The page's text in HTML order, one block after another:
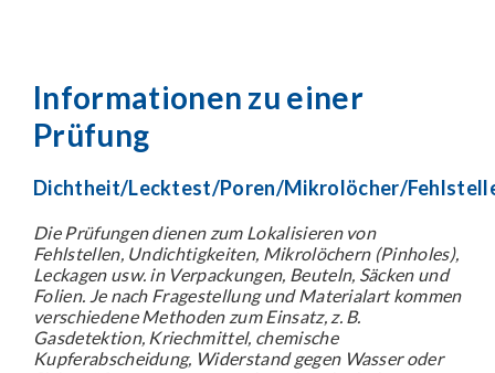
Informationen zu einer
Prüfung
Dichtheit/Lecktest/Poren/Mikrolöcher/
Die Prüfungen dienen zum Lokalisieren von
Fehlstellen, Undichtigkeiten, Mikrolöchern (Pinholes),
Leckagen usw. in Verpackungen, Beuteln, Säcken und
Folien. Je nach Fragestellung und Materialart kommen
verschiedene Methoden zum Einsatz, z. B.
Gasdetektion, Kriechmittel, chemische
Kupferabscheidung, Widerstand gegen Wasser oder